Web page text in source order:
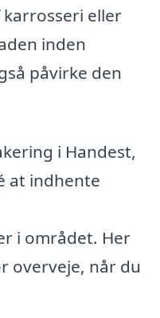
eller
inden
påvirke den
i Handest,
at indhente
i området. Her
overveje, når du